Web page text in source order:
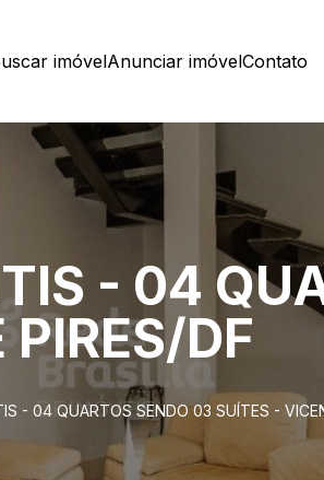
imóvelAnunciar imóvelContato
- 04
DF
- 04 QUARTOS SENDO 03 SUÍTES -